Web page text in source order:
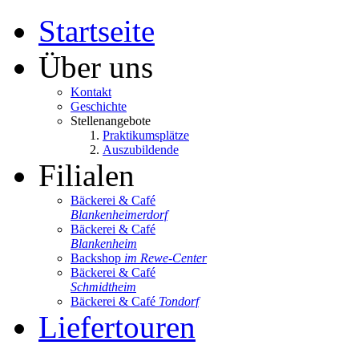
Startseite
Über uns
Kontakt
Geschichte
Stellenangebote
Praktikumsplätze
Auszubildende
Filialen
Bäckerei & Café
Blankenheimerdorf
Bäckerei & Café
Blankenheim
Backshop im Rewe-Center
Bäckerei & Café
Schmidtheim
Bäckerei & Café Tondorf
Liefertouren